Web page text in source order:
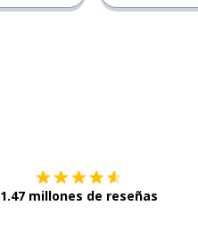
1.47 millones de reseñas